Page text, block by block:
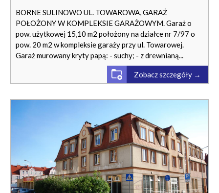
BORNE SULINOWO UL. TOWAROWA, GARAŻ
POŁOŻONY W KOMPLEKSIE GARAŻOWYM. Garaż o
pow. użytkowej 15,10 m2 położony na działce nr 7/97 o
pow. 20 m2 w kompleksie garaży przy ul. Towarowej.
Garaż murowany kryty papą: - suchy; - z drewnianą...
Zobacz szczegóły →